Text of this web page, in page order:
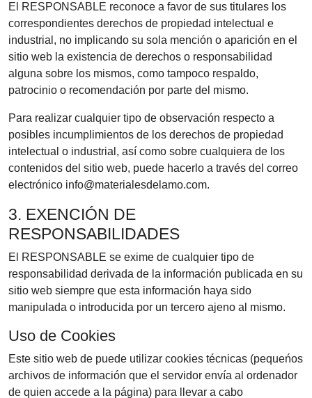
El RESPONSABLE reconoce a favor de sus titulares los
correspondientes derechos de propiedad intelectual e
industrial, no implicando su sola mención o aparición en el
sitio web la existencia de derechos o responsabilidad
alguna sobre los mismos, como tampoco respaldo,
patrocinio o recomendación por parte del mismo.
Para realizar cualquier tipo de observación respecto a
posibles incumplimientos de los derechos de propiedad
intelectual o industrial, así como sobre cualquiera de los
contenidos del sitio web, puede hacerlo a través del correo
electrónico info@materialesdelamo.com.
3. EXENCIÓN DE
RESPONSABILIDADES
El RESPONSABLE se exime de cualquier tipo de
responsabilidad derivada de la información publicada en su
sitio web siempre que esta información haya sido
manipulada o introducida por un tercero ajeno al mismo.
Uso de Cookies
Este sitio web de puede utilizar cookies técnicas (pequeńos
archivos de información que el servidor envía al ordenador
de quien accede a la página) para llevar a cabo